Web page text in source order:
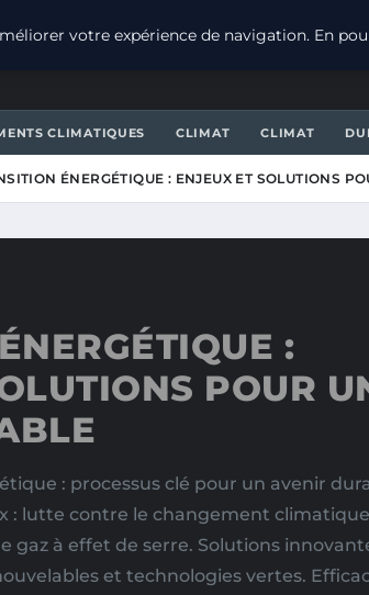
CLIMATIQUES CLIMAT CLIMAT
ÉNERGÉTIQUE : ENJEUX ET SOLUTIONS
:
POUR
: processus clé pour un avenir
: lutte contre le changement
gaz à effet de serre. Solutions
et technologies vertes.
votre expérience de navigation. En